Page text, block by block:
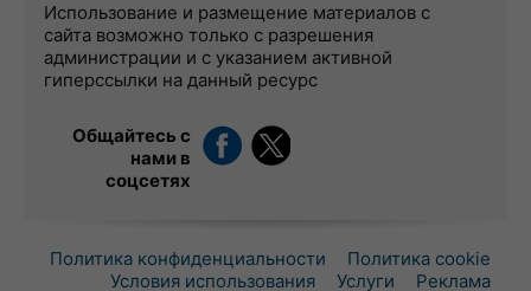
Использование и размещение материалов с
сайта возможно только с разрешения
администрации и с указанием активной
гиперссылки на данный ресурс
Общайтесь с
нами в
соцсетях
Политика конфиденциальности
Политика cookie
Условия использования
Услуги Реклама